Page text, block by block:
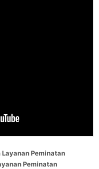
Peminatan
Peminatan